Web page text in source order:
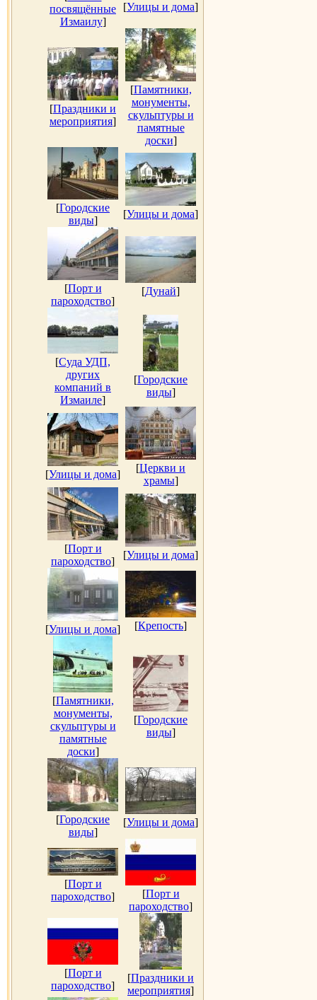
посвящённые
Измаилу]
[Улицы и дома]
[Праздники и
мероприятия]
[Памятники,
монументы,
скульптуры и
памятные
доски]
[Городские
виды]
[Улицы и дома]
[Порт и
пароходство]
[Дунай]
[Суда УДП,
других
компаний в
Измаиле]
[Городские
виды]
[Улицы и дома]
[Церкви и
храмы]
[Порт и
пароходство]
[Улицы и дома]
[Улицы и дома] [Крепость]
[Памятники,
монументы,
скульптуры и
памятные
доски]
[Городские
виды]
[Городские
виды]
[Улицы и дома]
[Порт и
пароходство] [Порт и
пароходство]
[Порт и
пароходство]
[Праздники и
мероприятия]